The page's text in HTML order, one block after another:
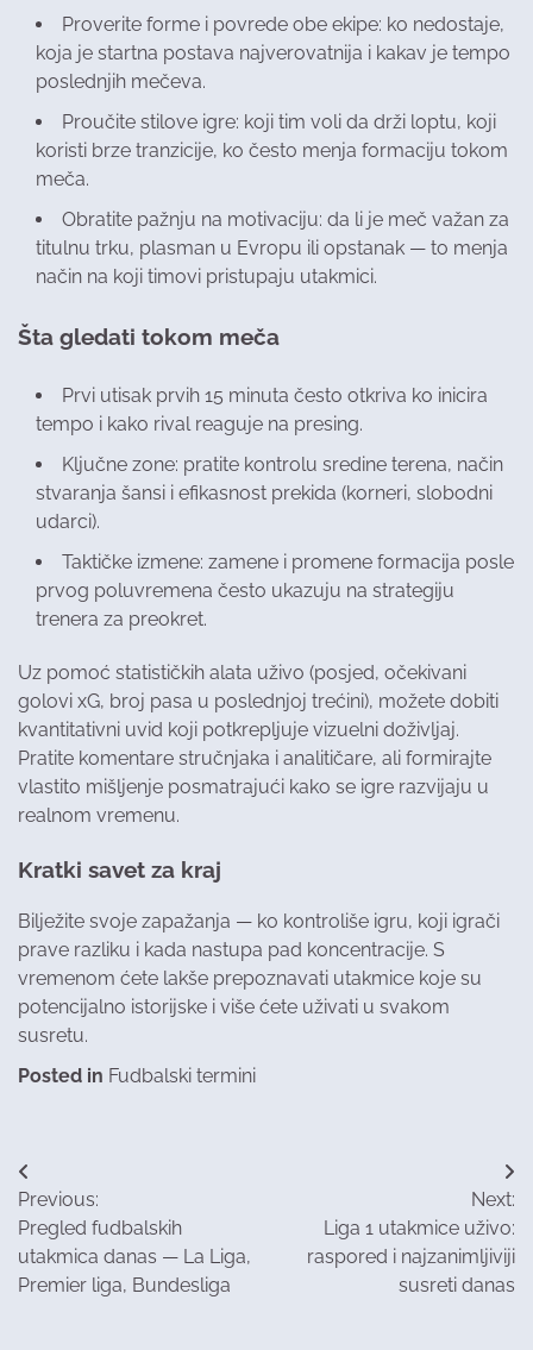
Proverite forme i povrede obe ekipe: ko nedostaje,
koja je startna postava najverovatnija i kakav je tempo
poslednjih mečeva.
Proučite stilove igre: koji tim voli da drži loptu, koji
koristi brze tranzicije, ko često menja formaciju tokom
meča.
Obratite pažnju na motivaciju: da li je meč važan za
titulnu trku, plasman u Evropu ili opstanak — to menja
način na koji timovi pristupaju utakmici.
Šta gledati tokom meča
Prvi utisak prvih 15 minuta često otkriva ko inicira
tempo i kako rival reaguje na presing.
Ključne zone: pratite kontrolu sredine terena, način
stvaranja šansi i efikasnost prekida (korneri, slobodni
udarci).
Taktičke izmene: zamene i promene formacija posle
prvog poluvremena često ukazuju na strategiju
trenera za preokret.
Uz pomoć statističkih alata uživo (posjed, očekivani
golovi xG, broj pasa u poslednjoj trećini), možete dobiti
kvantitativni uvid koji potkrepljuje vizuelni doživljaj.
Pratite komentare stručnjaka i analitičare, ali formirajte
vlastito mišljenje posmatrajući kako se igre razvijaju u
realnom vremenu.
Kratki savet za kraj
Bilježite svoje zapažanja — ko kontroliše igru, koji igrači
prave razliku i kada nastupa pad koncentracije. S
vremenom ćete lakše prepoznavati utakmice koje su
potencijalno istorijske i više ćete uživati u svakom
susretu.
Posted in Fudbalski termini
Post
navigation
Previous:
Pregled fudbalskih
utakmica danas — La Liga,
Premier liga, Bundesliga
Next:
Liga 1 utakmice uživo:
raspored i najzanimljiviji
susreti danas